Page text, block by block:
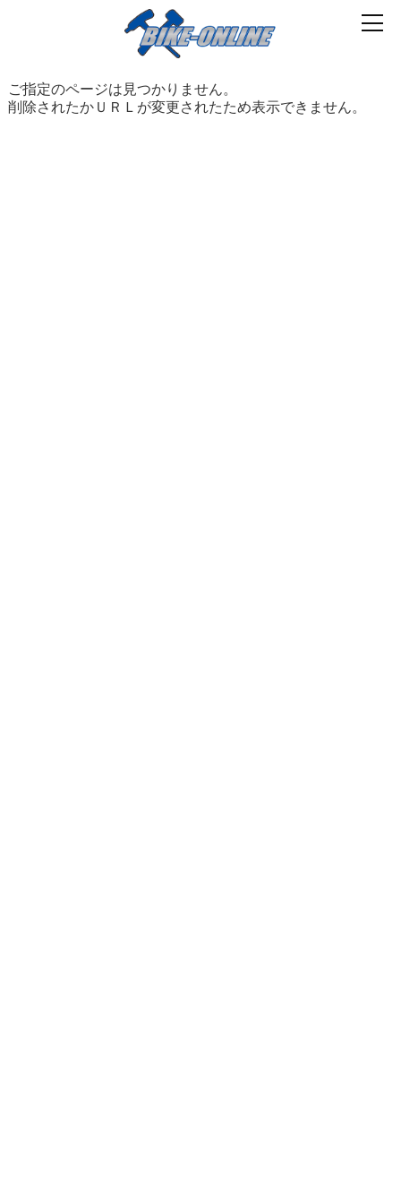
ご指定のページは見つかりません。
削除されたかＵＲＬが変更されたため表示できません。